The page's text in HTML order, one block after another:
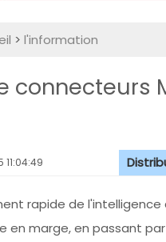
> l'information
connecteurs
rapide de
en marge, en passant